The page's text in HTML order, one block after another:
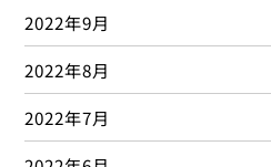
2022年9月
2022年8月
2022年7月